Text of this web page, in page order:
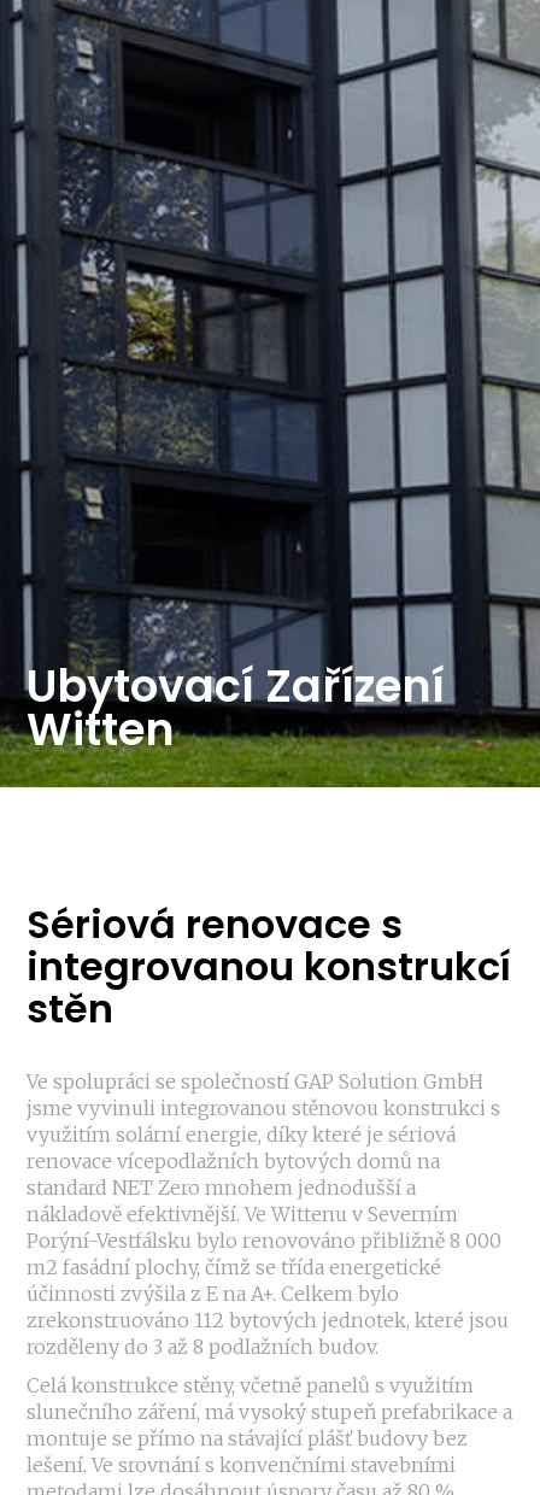
Ubytovací Zařízení
Witten
Sériová renovace s
integrovanou konstrukcí
stěn
Ve spolupráci se společností GAP Solution GmbH
jsme vyvinuli integrovanou stěnovou konstrukci s
využitím solární energie, díky které je sériová
renovace vícepodlažních bytových domů na
standard NET Zero mnohem jednodušší a
nákladově efektivnější. Ve Wittenu v Severním
Porýní-Vestfálsku bylo renovováno přibližně 8 000
m2 fasádní plochy, čímž se třída energetické
účinnosti zvýšila z E na A+. Celkem bylo
zrekonstruováno 112 bytových jednotek, které jsou
rozděleny do 3 až 8 podlažních budov.
Celá konstrukce stěny, včetně panelů s využitím
slunečního záření, má vysoký stupeň prefabrikace a
montuje se přímo na stávající plášť budovy bez
lešení. Ve srovnání s konvenčními stavebními